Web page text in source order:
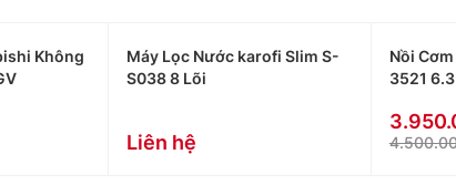
Không
Máy Lọc Nước karofi Slim S-
S038 8 Lõi
Liên hệ
Nồi
3521